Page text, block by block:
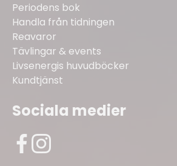
Periodens bok
Handla från tidningen
Reavaror
Tävlingar & events
Livsenergis huvudböcker
Kundtjänst
Sociala medier